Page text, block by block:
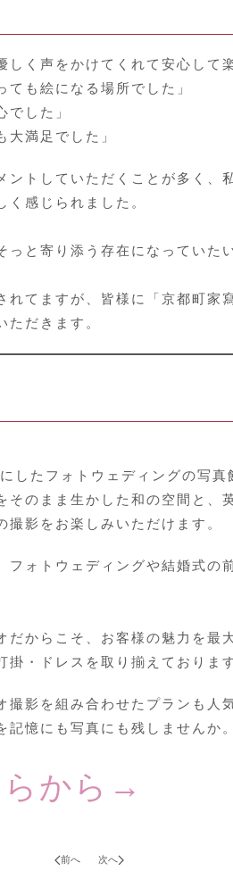
く声をかけてくれて安心して
ても絵になる場所でした」
でした」
大満足でした」
トしていただくことが多く、
感じられました。
と寄り添う存在になっていた
てますが、皆様に「京都町家
ただきます。
したフォトウェディングの写真
のまま生かした和の空間と、
影をお楽しみいただけます。
ォトウェディングや結婚式の
からこそ、お客様の魅力を最
・ドレスを取り揃えております
影を組み合わせたプランも人気
憶にも写真にも残しませんか。
らから→
前へ 次へ